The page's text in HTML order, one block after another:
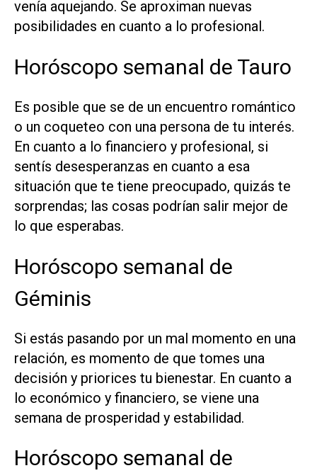
venía aquejando. Se aproximan nuevas
posibilidades en cuanto a lo profesional.
Horóscopo semanal de Tauro
Es posible que se de un encuentro romántico
o un coqueteo con una persona de tu interés.
En cuanto a lo financiero y profesional, si
sentís desesperanzas en cuanto a esa
situación que te tiene preocupado, quizás te
sorprendas; las cosas podrían salir mejor de
lo que esperabas.
Horóscopo semanal de
Géminis
Si estás pasando por un mal momento en una
relación, es momento de que tomes una
decisión y priorices tu bienestar. En cuanto a
lo económico y financiero, se viene una
semana de prosperidad y estabilidad.
Horóscopo semanal de